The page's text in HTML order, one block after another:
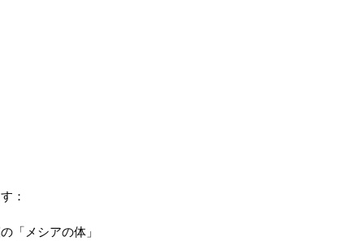
：
「メシアの体」